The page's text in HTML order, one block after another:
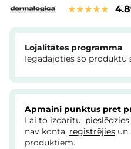
Lojalitātes programma
Iegādājoties šo produktu
Apmaini punktus pret
Lai to izdarītu,
nav konta, reģistrējies un
produktiem.